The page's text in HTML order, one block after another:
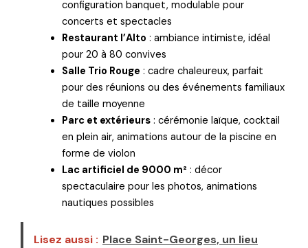
configuration banquet, modulable pour
concerts et spectacles
Restaurant l’Alto : ambiance intimiste, idéal
pour 20 à 80 convives
Salle Trio Rouge : cadre chaleureux, parfait
pour des réunions ou des événements familiaux
de taille moyenne
Parc et extérieurs : cérémonie laïque, cocktail
en plein air, animations autour de la piscine en
forme de violon
Lac artificiel de 9000 m² : décor
spectaculaire pour les photos, animations
nautiques possibles
Lisez aussi : Place Saint-Georges, un lieu